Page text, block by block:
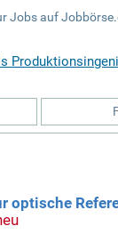
Jobs auf
optische